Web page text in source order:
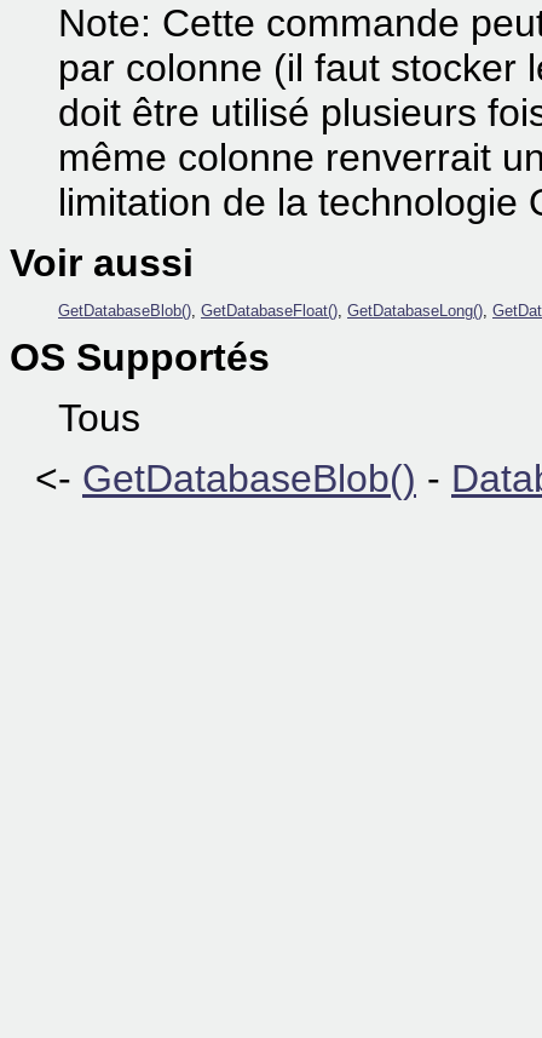
Note: Cette commande
par colonne (il faut stocker
doit être utilisé plusieurs
même colonne renverrait
limitation de la technologie
Voir aussi
GetDatabaseBlob(), GetDatabaseFloat(), GetDatabaseLong(),
OS Supportés
Tous
<- GetDatabaseBlob() -